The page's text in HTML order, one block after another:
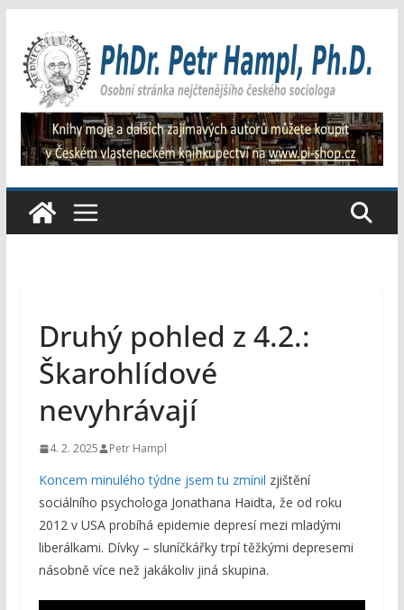
obsah
Druhý pohled z 4.2.:
Škarohlídové
nevyhrávají
4. 2. 2025 Petr Hampl
Koncem minulého týdne jsem tu zmínil zjištění
sociálního psychologa Jonathana Haidta, že od roku
2012 v USA probíhá epidemie depresí mezi mladými
liberálkami. Dívky – sluníčkářky trpí těžkými depresemi
násobně více než jakákoliv jiná skupina.